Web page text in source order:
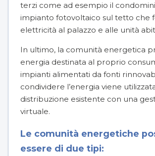
terzi come ad esempio il
impianto fotovoltaico sul tetto che
elettricità al palazzo e alle unità
In ultimo, la comunità energetica
energia destinata al proprio
impianti alimentati da fonti
condividere l’energia viene
distribuzione esistente con una
virtuale.
Le comunità energetiche
essere di due tipi: